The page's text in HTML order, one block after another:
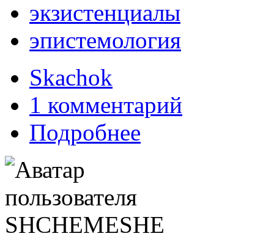
экзистенциалы
эпистемология
Skachok
1 комментарий
Подробнее